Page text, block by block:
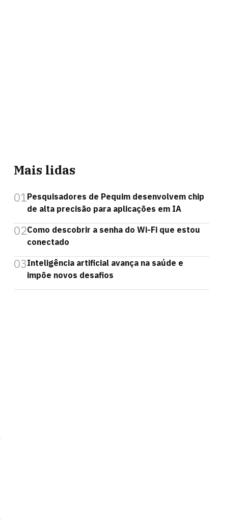
Mais lidas
01Pesquisadores de Pequim desenvolvem chip
de alta precisão para aplicações em IA
02Como descobrir a senha do Wi-Fi que estou
conectado
03Inteligência artificial avança na saúde e
impõe novos desafios